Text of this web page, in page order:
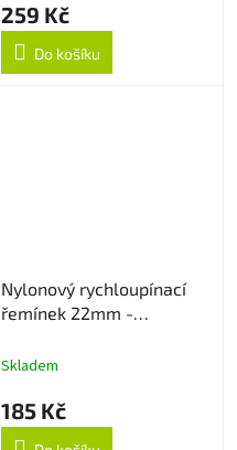
259 Kč
Do košíku
Nylonový rychloupínací
řemínek 22mm -
Skladem
185 Kč